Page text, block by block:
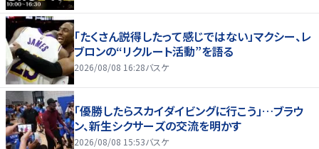
「たくさん説得したって感じではない」マクシー、レ
ブロンの“リクルート活動”を語る
2026/08/08 16:28バスケ
「優勝したらスカイダイビングに行こう」…ブラウ
ン、新生シクサーズの交流を明かす
2026/08/08 15:53バスケ